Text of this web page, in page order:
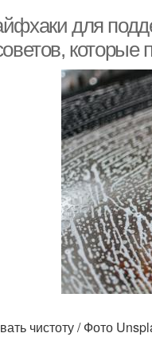
для
которые
чистоту / Фото